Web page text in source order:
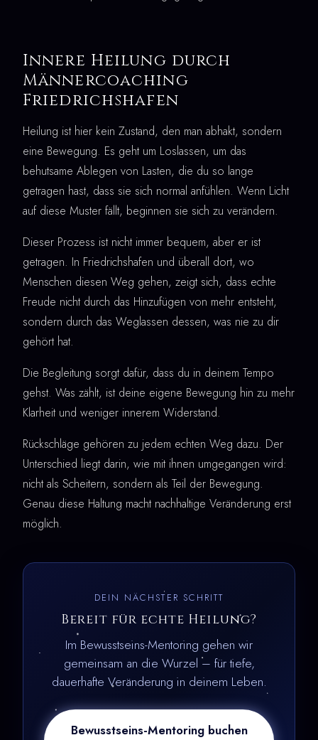
Innere Heilung durch
Männercoaching
Friedrichshafen
Heilung ist hier kein Zustand, den man abhakt, sondern
eine Bewegung. Es geht um Loslassen, um das
behutsame Ablegen von Lasten, die du so lange
getragen hast, dass sie sich normal anfühlen. Wenn Licht
auf diese Muster fällt, beginnen sie sich zu verändern.
Dieser Prozess ist nicht immer bequem, aber er ist
getragen. In Friedrichshafen und überall dort, wo
Menschen diesen Weg gehen, zeigt sich, dass echte
Freude nicht durch das Hinzufügen von mehr entsteht,
sondern durch das Weglassen dessen, was nie zu dir
gehört hat.
Die Begleitung sorgt dafür, dass du in deinem Tempo
gehst. Was zählt, ist deine eigene Bewegung hin zu mehr
Klarheit und weniger innerem Widerstand.
Rückschläge gehören zu jedem echten Weg dazu. Der
Unterschied liegt darin, wie mit ihnen umgegangen wird:
nicht als Scheitern, sondern als Teil der Bewegung.
Genau diese Haltung macht nachhaltige Veränderung erst
möglich.
DEIN NÄCHSTER SCHRITT
Bereit für echte Heilung?
Im Bewusstseins-Mentoring gehen wir
gemeinsam an die Wurzel – für tiefe,
dauerhafte Veränderung in deinem Leben.
Bewusstseins-Mentoring buchen